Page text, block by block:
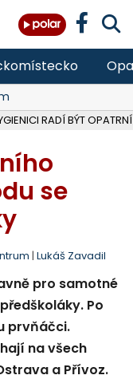
RADÍ BÝT OPATRNÍ
se
| Lukáš Zavadil
pro samotné
Po
prvňáčci.
na všech
a Přívoz.